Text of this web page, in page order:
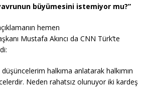
büyümesini istemiyor mu?”
hemen
Mustafa Akıncı da CNN Türk’te
halkıma anlatarak halkımın
Neden rahatsız olunuyor iki kardeş